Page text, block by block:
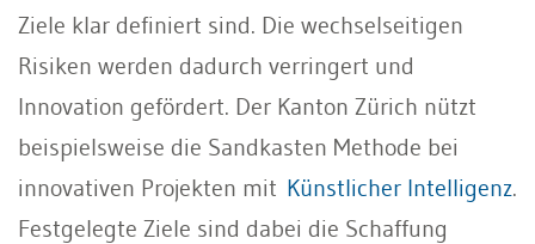
Ziele klar definiert sind. Die wechselseitigen
Risiken werden dadurch verringert und
Innovation gefördert. Der Kanton Zürich nützt
beispielsweise die Sandkasten Methode bei
innovativen Projekten mit Künstlicher Intelligenz.
Festgelegte Ziele sind dabei die Schaffung